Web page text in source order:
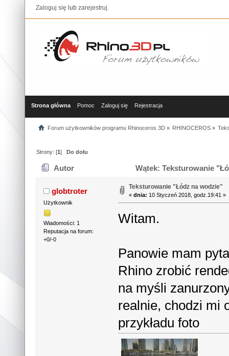
Zaloguj się lub zarejestruj.
Strona główna Pomoc Zaloguj się Rejestracja
Forum użytkowników programu Rhinoceros 3D» RHINOCEROS»
Strony: [1]Do dołu
Autor Wątek: Teksturowanie
globtroter
Użytkownik
Wiadomości: 1
Reputacja na forum:
+0/-0
Teksturowanie "Łódz na wodzie"
«dnia: 10 Styczeń 2018, godz.19:41 »
Witam.
Panowie mam
Rhino zrobić
na myśli
realnie, chodzi mi
przykładu foto